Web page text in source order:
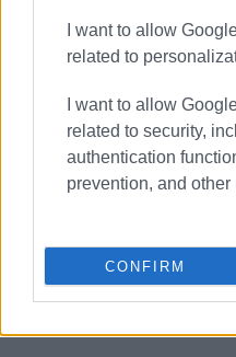
I want to allow
related to
I want to allow
related to security,
authentication
prevention, and other
CONFIRM